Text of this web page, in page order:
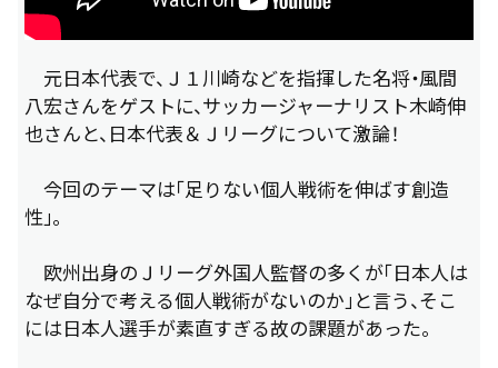
元日本代表で、Ｊ１川崎などを指揮した名将・風間
八宏さんをゲストに、サッカージャーナリスト木崎伸
也さんと、日本代表＆Ｊリーグについて激論！
今回のテーマは「足りない個人戦術を伸ばす創造
性」。
欧州出身のＪリーグ外国人監督の多くが「日本人は
なぜ自分で考える個人戦術がないのか」と言う、そこ
には日本人選手が素直すぎる故の課題があった。